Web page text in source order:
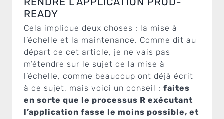
READY
Cela implique deux choses : la mise à
l’échelle et la maintenance. Comme dit au
départ de cet article, je ne vais pas
m’étendre sur le sujet de la mise à
l’échelle, comme beaucoup ont déjà écrit
à ce sujet, mais voici un conseil : faites
en sorte que le processus R exécutant
l’application fasse le moins possible, et